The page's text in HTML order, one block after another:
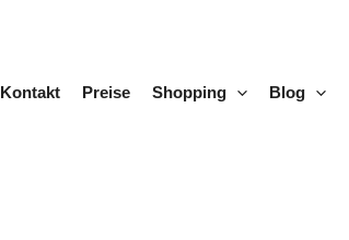
Kontakt Preise Shopping Blog